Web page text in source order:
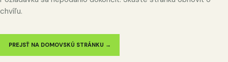
chvíľu.
PREJSŤ NA DOMOVSKÚ STRÁNKU →